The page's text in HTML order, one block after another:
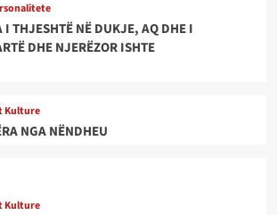
I THJESHTË NË DUKJE, AQ DHE I
DHE NJERËZOR ISHTE
Kulture
NGA NËNDHEU
Kulture